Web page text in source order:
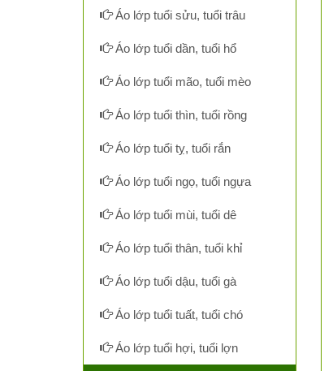
Áo lớp tuổi sửu, tuổi trâu
Áo lớp tuổi dần, tuổi hổ
Áo lớp tuổi mão, tuổi mèo
Áo lớp tuổi thìn, tuổi rồng
Áo lớp tuổi tỵ, tuổi rắn
Áo lớp tuổi ngọ, tuổi ngựa
Áo lớp tuổi mùi, tuổi dê
Áo lớp tuổi thân, tuổi khỉ
Áo lớp tuổi dậu, tuổi gà
Áo lớp tuổi tuất, tuổi chó
Áo lớp tuổi hợi, tuổi lợn